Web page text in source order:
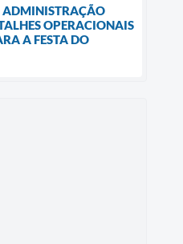
ADMINISTRAÇÃO
OPERACIONAIS
A FESTA DO